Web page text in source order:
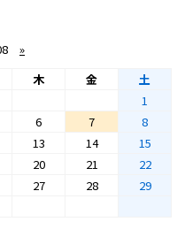
»
木 金
土
1
6 7
8
13 14
15
20 21
22
27 28
29